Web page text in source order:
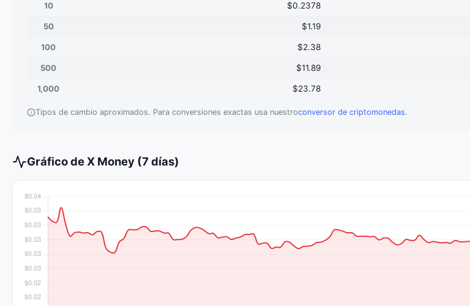
10 $0.2378
50 $1.19
100 $2.38
500 $11.89
1,000 $23.78
Tipos de cambio aproximados. Para conversiones exactas usa nuestroconversor de criptomonedas.
Gráfico de X Money (7 días)